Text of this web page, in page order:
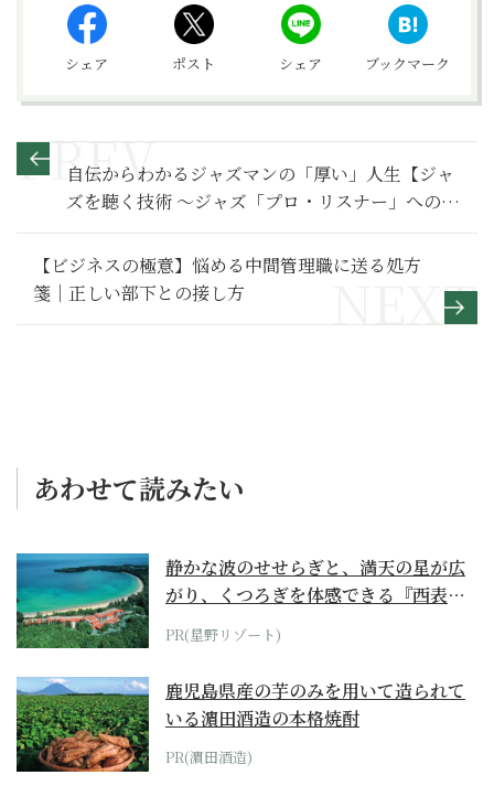
シェア ポスト シェア ブックマーク
自伝からわかるジャズマンの「厚い」人生【ジャ
ズを聴く技術 〜ジャズ「プロ・リスナー」への道
193】
【ビジネスの極意】悩める中間管理職に送る処方
箋｜正しい部下との接し方
あわせて読みたい
静かな波のせせらぎと、満天の星が広
がり、くつろぎを体感できる『西表島
ホテル by...
PR(星野リゾート)
鹿児島県産の芋のみを用いて造られて
いる濵田酒造の本格焼酎
PR(濵田酒造)